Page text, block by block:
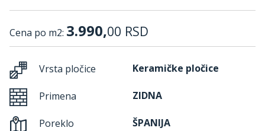
Cena po m2: 3.990,00 RSD
Vrsta pločice Keramičke pločice
Primena ZIDNA
Poreklo ŠPANIJA